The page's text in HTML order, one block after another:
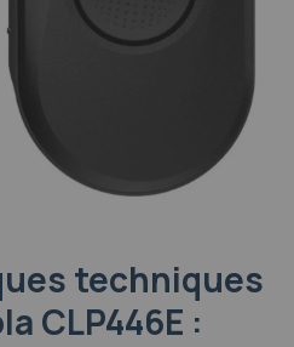
techniques
CLP446E :